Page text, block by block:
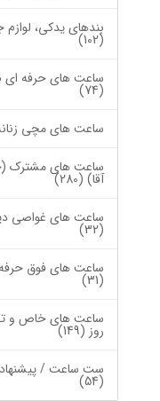
بندهای یدکی، لوازم
(102)
ساعت های حرفه ای
(74)
ساعت های مچی زنانه
ساعت های مشترک
آقا) (280)
ساعت های غواصی
(32)
ساعت های فوق
(31)
ساعت های خاص و
روز (149)
ست ساعت / پیشنهاد
(54)